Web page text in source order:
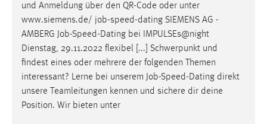
und Anmeldung über den QR-Code oder unter
www.siemens.de/ job-speed-dating SIEMENS AG -
AMBERG Job-Speed-Dating bei IMPULSEs@night
Dienstag, 29.11.2022 flexibel [...] Schwerpunkt und
findest eines oder mehrere der folgenden Themen
interessant? Lerne bei unserem Job-Speed-Dating direkt
unsere Teamleitungen kennen und sichere dir deine
Position. Wir bieten unter
5e9dbeb1811c0446 = Sitzungslaufzeit, mibew_locale = 3
Jahre, MIBEW_UserID = 1 Jahr
Login
Name:
fe_user, be_user, be_lastLoginProvider